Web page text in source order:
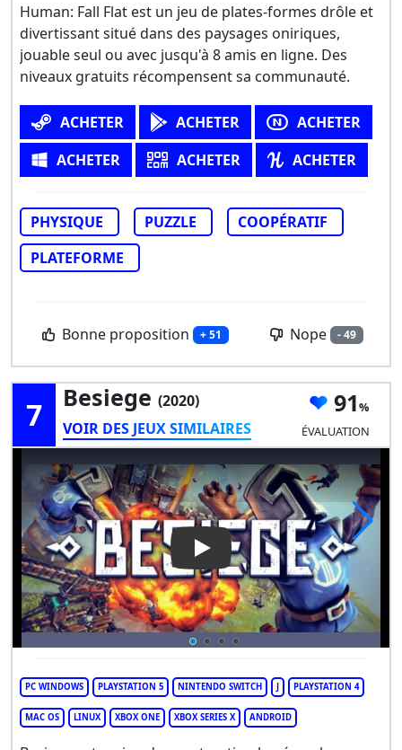
Human: Fall Flat est un jeu de plates-formes drôle et
divertissant situé dans des paysages oniriques,
jouable seul ou avec jusqu'à 8 amis en ligne. Des
niveaux gratuits récompensent sa communauté.
ACHETER ACHETER
ACHETER
ACHETER
ACHETER ACHETER
PHYSIQUE PUZZLE
COOPÉRATIF
PLATEFORME
Bonne proposition + 51 Nope - 49
7 Besiege (2020)
VOIR DES JEUX SIMILAIRES
91
ÉVALUATION
Play Video: Besiege
PC WINDOWS PLAYSTATION 5 NINTENDO SWITCH J PLAYSTATION 4
MAC OS LINUX XBOX ONE XBOX SERIES X ANDROID